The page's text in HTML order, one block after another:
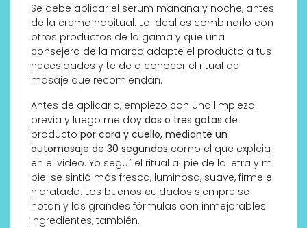
Se debe aplicar el serum mañana y noche, antes
de la crema habitual. Lo ideal es combinarlo con
otros productos de la gama y que una
consejera de la marca adapte el producto a tus
necesidades y te de a conocer el ritual de
masaje que recomiendan.
Antes de aplicarlo, empiezo con una limpieza
previa y luego me doy dos o tres gotas de
producto por cara y cuello, mediante un
automasaje de 30 segundos como el que explcia
en el video. Yo seguí el ritual al pie de la letra y mi
piel se sintió más fresca, luminosa, suave, firme e
hidratada. Los buenos cuidados siempre se
notan y las grandes fórmulas con inmejorables
ingredientes, también.